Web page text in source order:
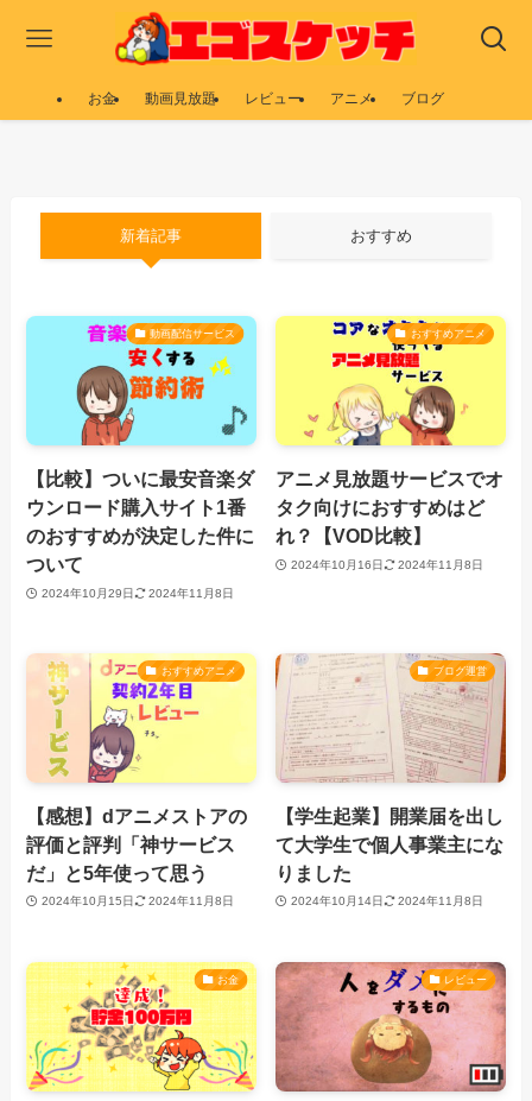
お金 動画見放題 レビュー アニメ ブログ
新着記事 おすすめ
動画配信サービス
【比較】ついに最安音楽ダ
ウンロード購入サイト1番
のおすすめが決定した件に
ついて
2024年10月29日 2024年11月8日
おすすめアニメ
アニメ見放題サービスでオ
タク向けにおすすめはど
れ？【VOD比較】
2024年10月16日 2024年11月8日
おすすめアニメ
【感想】dアニメストアの
評価と評判「神サービス
だ」と5年使って思う
2024年10月15日 2024年11月8日
ブログ運営
【学生起業】開業届を出し
て大学生で個人事業主にな
りました
2024年10月14日 2024年11月8日
お金 レビュー